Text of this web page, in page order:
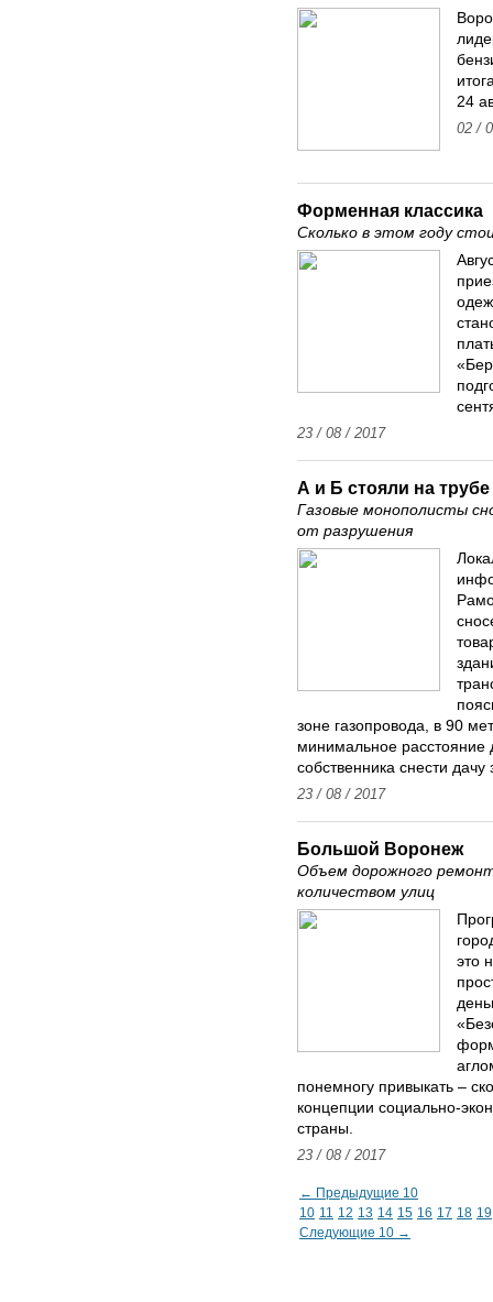
24
02 /
Форменная классика
Сколько в этом году
23 / 08 / 2017
А и Б стояли на трубе
Газовые монополисты
от разрушения
зоне газопровода, в 90
минимальное расстояние
собственника снести дачу
23 / 08 / 2017
Большой Воронеж
Объем дорожного
количеством улиц
это
понемногу привыкать –
концепции социально-
страны.
23 / 08 / 2017
← Предыдущие 10
10 11 12 13 14 15 16 17 18 19
Следующие 10 →